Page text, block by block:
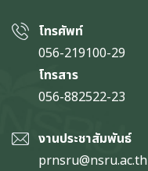
โทรศัพท์
056-219100-29
โทรสาร
056-882522-23
งานประชาสัมพันธ์
prnsru@nsru.ac.th